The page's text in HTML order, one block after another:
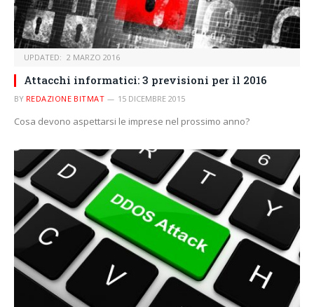
UPDATED: 2 MARZO 2016
Attacchi informatici: 3 previsioni per il 2016
BY REDAZIONE BITMAT 15 DICEMBRE 2015
Cosa devono aspettarsi le imprese nel prossimo anno?